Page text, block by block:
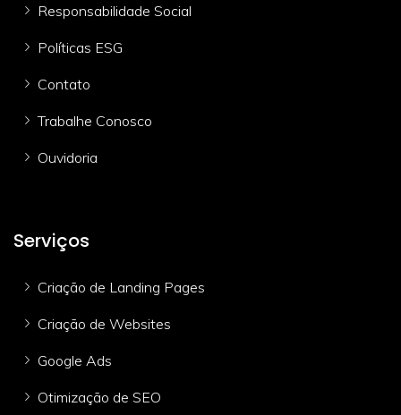
Responsabilidade Social
Políticas ESG
Contato
Trabalhe Conosco
Ouvidoria
Serviços
Criação de Landing Pages
Criação de Websites
Google Ads
Otimização de SEO